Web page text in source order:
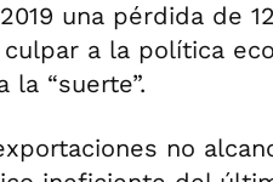
una pérdida de
a la política
la “suerte”.
no